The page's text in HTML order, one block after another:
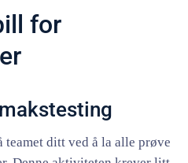
for
teamet ditt ved å la alle prøve